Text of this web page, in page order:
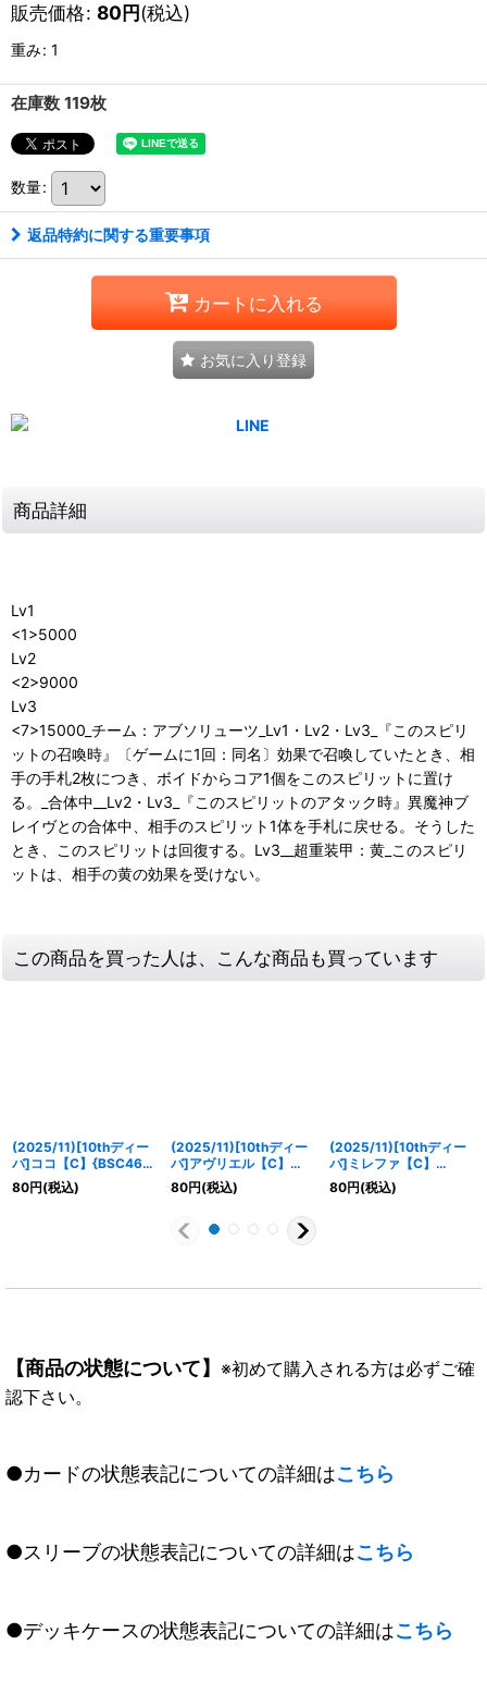
販売価格: 80円(税込)
重み: 1
在庫数 119枚
数量:
返品特約に関する重要事項
カートに入れる
お気に入り登録
商品詳細
Lv1
<1>5000
Lv2
<2>9000
Lv3
<7>15000_チーム：アブソリューツ_Lv1・Lv2・Lv3_『このスピリ
ットの召喚時』〔ゲームに1回：同名〕効果で召喚していたとき、相
手の手札2枚につき、ボイドからコア1個をこのスピリットに置け
る。_合体中__Lv2・Lv3_『このスピリットのアタック時』異魔神ブ
レイヴとの合体中、相手のスピリット1体を手札に戻せる。そうした
とき、このスピリットは回復する。Lv3__超重装甲：黄_このスピリ
ットは、相手の黄の効果を受けない。
この商品を買った人は、こんな商品も買っています
(2025/11)[10thディー
バ]ココ【C】{BSC46-
033}《黄》
80円(税込)
(2025/11)[10thディー
バ]アヴリエル【C】
{BSC46-034}《黄》
80円(税込)
(2025/11)[10thディー
バ]ミレファ【C】
{BSC46-035}《黄》
80円(税込)
【商品の状態について】 ※初めて購入される方は必ずご確
認下さい。
●カードの状態表記についての詳細はこちら
●スリーブの状態表記についての詳細はこちら
●デッキケースの状態表記についての詳細はこちら